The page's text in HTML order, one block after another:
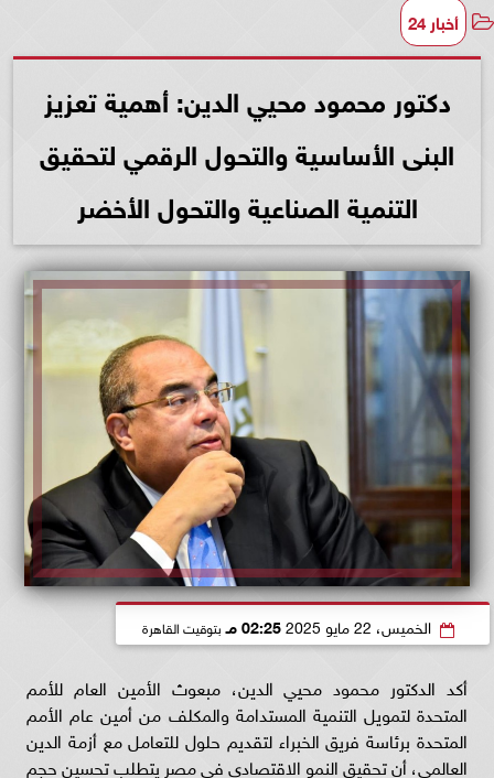
أخبار 24
دكتور محمود محيي الدين: أهمية تعزيز
البنى الأساسية والتحول الرقمي لتحقيق
التنمية الصناعية والتحول الأخضر
الخميس، 22 مايو 2025 02:25 مـ بتوقيت القاهرة
أكد الدكتور محمود محيي الدين، مبعوث الأمين العام للأمم
المتحدة لتمويل التنمية المستدامة والمكلف من أمين عام الأمم
المتحدة برئاسة فريق الخبراء لتقديم حلول للتعامل مع أزمة الدين
العالمي، أن تحقيق النمو الاقتصادي في مصر يتطلب تحسين حجم